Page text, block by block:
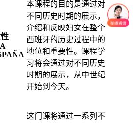
本课程的目的是通过对
不同历史时期的展示，
介绍和反映妇女在整个
西班牙的历史过程中的
地位和重要性。课程学
习将会通过对不同历史
时期的展示，从中世纪
开始到今天。
这门课将通过一系列不